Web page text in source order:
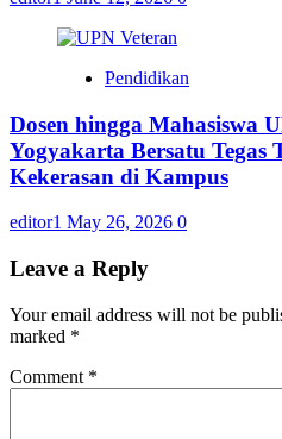
Pendidikan
Dosen hingga Mahasiswa
Yogyakarta Bersatu Tegas
Kekerasan di Kampus
editor1 May 26, 2026 0
Leave a Reply
Your email address will not be
marked *
Comment *